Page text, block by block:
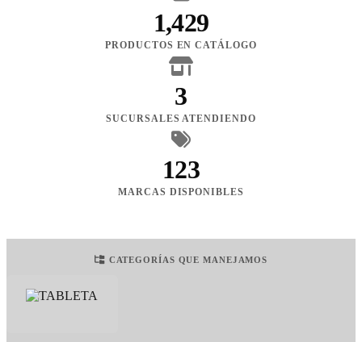
1,429
PRODUCTOS EN CATÁLOGO
3
SUCURSALES ATENDIENDO
123
MARCAS DISPONIBLES
CATEGORÍAS QUE MANEJAMOS